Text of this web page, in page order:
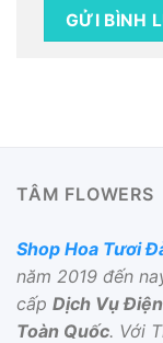
TÂM FLOWERS
Shop Hoa Tươi
năm 2019 đến
cấp Dịch Vụ
Toàn Quốc. Với